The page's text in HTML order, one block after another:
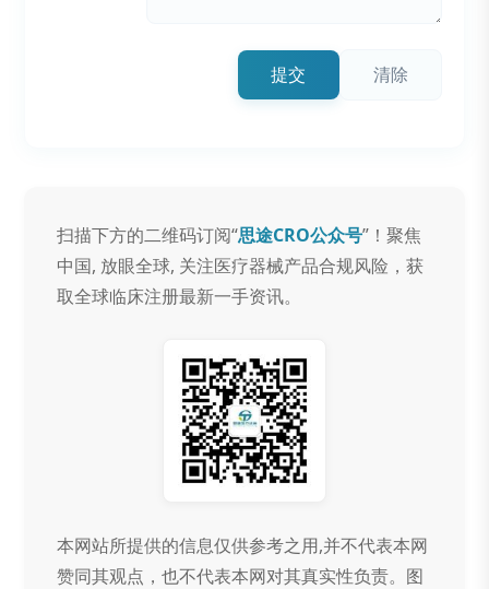
提交 清除
扫描下方的二维码订阅“思途CRO公众号”！聚焦
中国, 放眼全球, 关注医疗器械产品合规风险，获
取全球临床注册最新一手资讯。
本网站所提供的信息仅供参考之用,并不代表本网
赞同其观点，也不代表本网对其真实性负责。图